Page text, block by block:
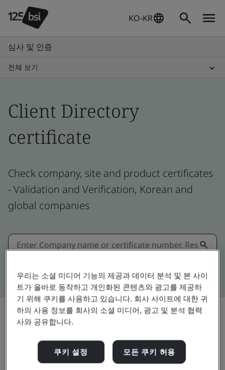
KO-KR
심사 및 인증
전체 보기
Client Directory
certificate
Check company, site and product certificates
- Validation and Verification, Korean and
global companies
Kitemark advanced search
우리는 소셜 미디어 기능의 제공과 데이터 분석 및 본 사이
트가 올바로 동작하고 개인화된 콘텐츠와 광고를 제공하
기 위해 쿠키를 사용하고 있습니다. 회사 사이트에 대한 귀
하의 사용 정보를 회사의 소셜 미디어, 광고 및 분석 협력
사와 공유합니다.
쿠키 설정 모든 쿠키 허용